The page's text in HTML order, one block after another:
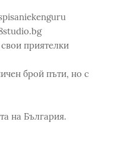
приятелки
брой пъти, но с
на България.